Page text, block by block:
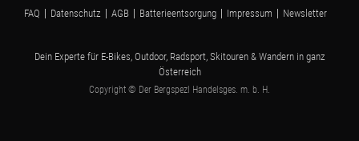
FAQ Datenschutz AGB Batterieentsorgung Impressum Newsletter
Dein Experte für E-Bikes, Outdoor, Radsport, Skitouren & Wandern in ganz
Österreich
Copyright © Der Bergspezl Handelsges. m. b. H.